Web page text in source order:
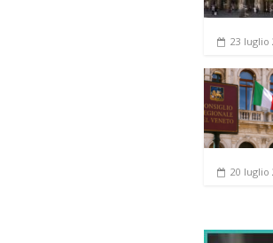
23 luglio
20 luglio